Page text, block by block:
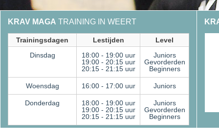
KRAV MAGA TRAINING IN WEERT
Trainingsdagen Lestijden
Level
Dinsdag
18:00 - 19:00 uur
19:00 - 20:15 uur
20:15 - 21:15 uur
Juniors
Gevorderden
Beginners
Woensdag 16:00 - 17:00 uur Juniors
Donderdag
18:00 - 19:00 uur
19:00 - 20:15 uur
20:15 - 21:15 uur
Juniors
Gevorderden
Beginners